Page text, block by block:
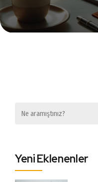
Yeni Eklenenler